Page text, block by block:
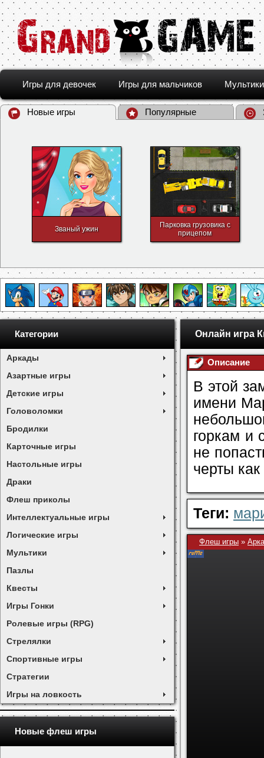
Игры для девочек Игры для мальчиков Мультики
Новые игры Популярные
Званый ужин
Парковка грузовика с
прицепом
Категории
Аркады
Азартные игры
Детские игры
Головоломки
Бродилки
Карточные игры
Настольные игры
Драки
Флеш приколы
Интеллектуальные игры
Логические игры
Мультики
Пазлы
Квесты
Игры Гонки
Ролевые игры (RPG)
Стрелялки
Спортивные игры
Стратегии
Игры на ловкость
Новые флеш игры
Онлайн игра
Описание
В этой
имени
горкам и
не
черты
Теги:
Флеш игры »